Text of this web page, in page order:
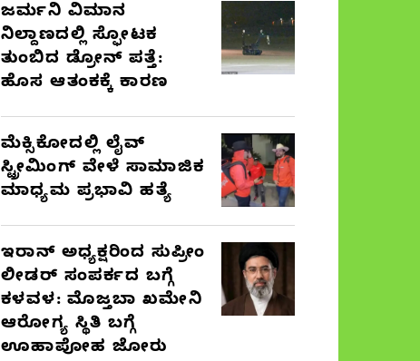
ಜರ್ಮನಿ ವಿಮಾನ
ನಿಲ್ದಾಣದಲ್ಲಿ ಸ್ಫೋಟಕ
ತುಂಬಿದ ಡ್ರೋನ್ ಪತ್ತೆ:
ಹೊಸ ಆತಂಕಕ್ಕೆ ಕಾರಣ
ಮೆಕ್ಸಿಕೋದಲ್ಲಿ ಲೈವ್
ಸ್ಟ್ರೀಮಿಂಗ್ ವೇಳೆ ಸಾಮಾಜಿಕ
ಮಾಧ್ಯಮ ಪ್ರಭಾವಿ ಹತ್ಯೆ
ಇರಾನ್ ಅಧ್ಯಕ್ಷರಿಂದ ಸುಪ್ರೀಂ
ಲೀಡರ್ ಸಂಪರ್ಕದ ಬಗ್ಗೆ
ಕಳವಳ: ಮೊಜ್ತಬಾ ಖಮೇನಿ
ಆರೋಗ್ಯ ಸ್ಥಿತಿ ಬಗ್ಗೆ
ಊಹಾಪೋಹ ಜೋರು